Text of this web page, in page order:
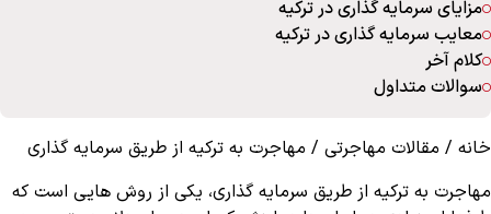
مزایای سرمایه گذاری در ترکیه
معایب سرمایه گذاری در ترکیه
کلام آخر
سوالات متداول
خانه / مقالات مهاجرتی / مهاجرت به ترکیه از طریق سرمایه گذاری
مهاجرت به ترکیه از طریق سرمایه گذاری، یکی از روش هایی است که